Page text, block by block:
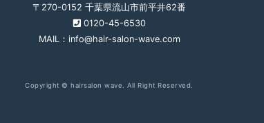
〒270-0152 千葉県流山市前平井62番
0120-45-6530
MAIL：info@hair-salon-wave.com
Copyright © hairsalon wave. All Right Reserved.